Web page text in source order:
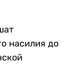
насилия до